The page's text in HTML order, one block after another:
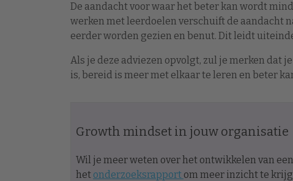
De aandacht voor waar het beter kan wordt
werken met leerdoelen verschuift de aandacht
eerder worden gezien en benut. Dit leidt
Als je deze adviezen opvolgt, zul je merken dat
is, bereid is meer met elkaar te leren en beter
Growth mindset in jouw organisatie
Wil je meer weten over het ontwikkelen van
het onderzoeksrapport om meer inzicht te